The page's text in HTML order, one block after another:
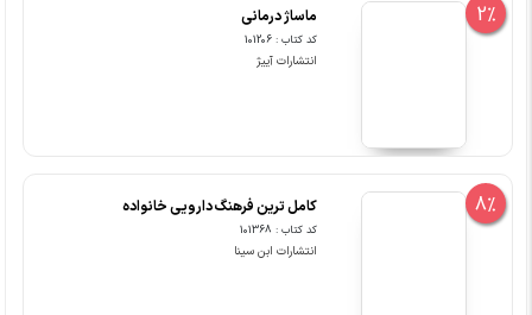
2% ماساژ درمانی
کد کتاب : 101206
انتشارات آییژ
8% کامل ترین فرهنگ دارویی خانواده
کد کتاب : 101368
انتشارات ابن سینا